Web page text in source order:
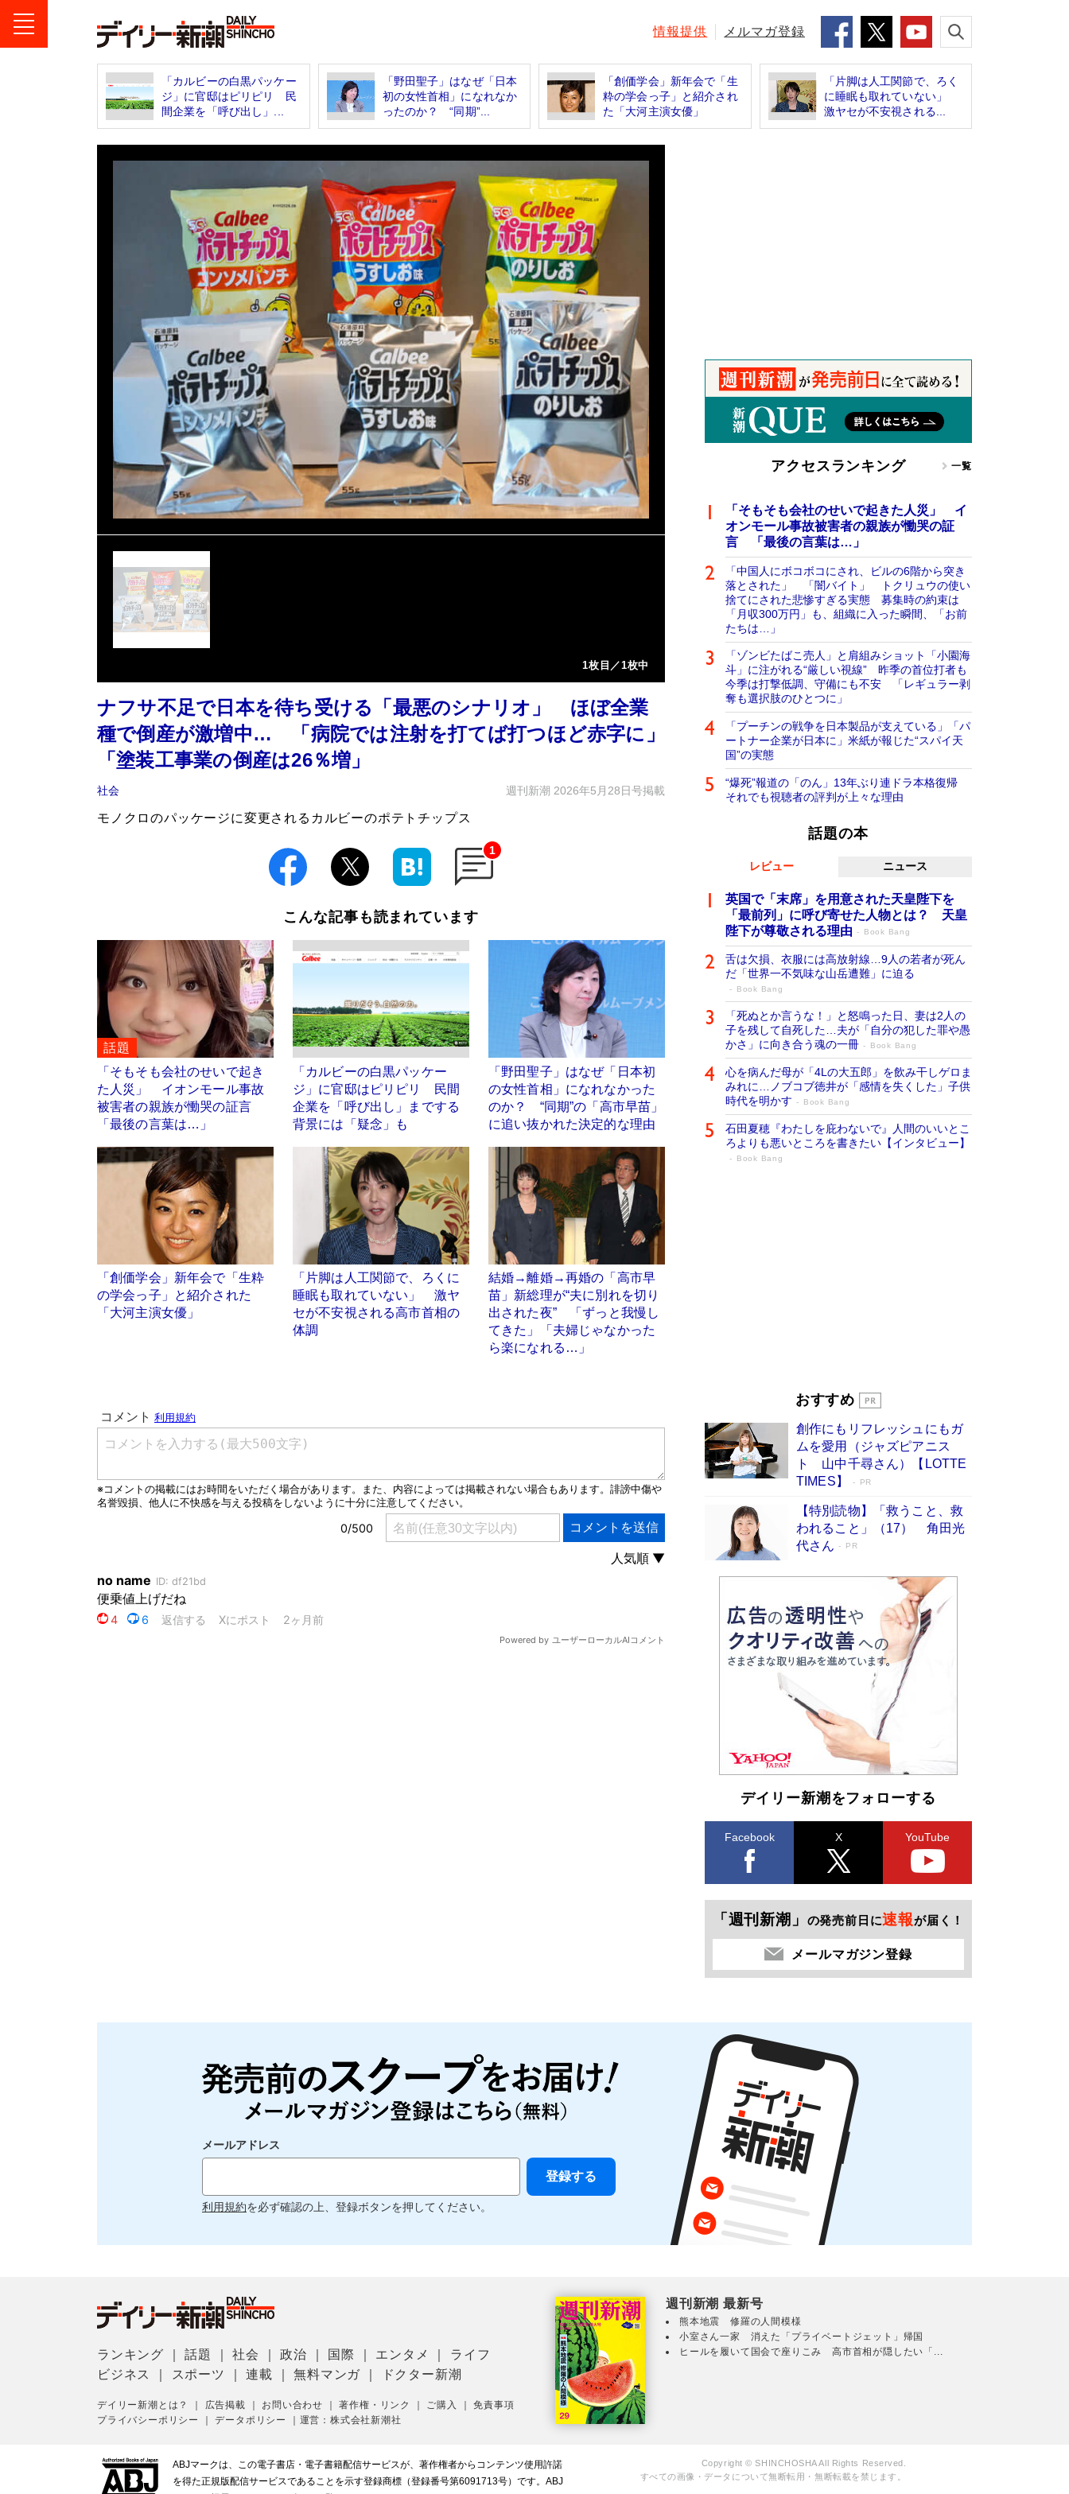
情報提供 メルマガ登録
「カルビーの白黒パッケー
ジ」に官邸はピリピリ 民
間企業を「呼び出し」...
「野田聖子」はなぜ「日本
初の女性首相」になれなか
ったのか？ “同期”...
「創価学会」新年会で「生
粋の学会っ子」と紹介され
た「大河主演女優」
「片脚は人工関節で、ろく
に睡眠も取れていない」
激ヤセが不安視される...
1枚目／1枚中
ナフサ不足で日本を待ち受ける「最悪のシナリオ」 ほぼ全業
種で倒産が激増中… 「病院では注射を打てば打つほど赤字に」
「塗装工事業の倒産は26％増」
社会 週刊新潮 2026年5月28日号掲載
モノクロのパッケージに変更されるカルビーのポテトチップス
1
こんな記事も読まれています
話題
「そもそも会社のせいで起き
た人災」 イオンモール事故
被害者の親族が慟哭の証言
「最後の言葉は…」
「カルビーの白黒パッケー
ジ」に官邸はピリピリ 民間
企業を「呼び出し」までする
背景には「疑念」も
「野田聖子」はなぜ「日本初
の女性首相」になれなかった
のか？ “同期”の「高市早苗」
に追い抜かれた決定的な理由
「創価学会」新年会で「生粋
の学会っ子」と紹介された
「大河主演女優」
「片脚は人工関節で、ろくに
睡眠も取れていない」 激ヤ
セが不安視される高市首相の
体調
結婚→離婚→再婚の「高市早
苗」新総理が“夫に別れを切り
出された夜” 「ずっと我慢し
てきた」「夫婦じゃなかった
ら楽になれる…」
アクセスランキング 一覧
「そもそも会社のせいで起きた人災」 イ
オンモール事故被害者の親族が慟哭の証
言 「最後の言葉は…」
「中国人にボコボコにされ、ビルの6階から突き
落とされた」 「闇バイト」 トクリュウの使い
捨てにされた悲惨すぎる実態 募集時の約束は
「月収300万円」も、組織に入った瞬間、「お前
たちは…」
「ゾンビたばこ売人」と肩組みショット「小園海
斗」に注がれる“厳しい視線” 昨季の首位打者も
今季は打撃低調、守備にも不安 「レギュラー剥
奪も選択肢のひとつに」
「プーチンの戦争を日本製品が支えている」「パ
ートナー企業が日本に」米紙が報じた“スパイ天
国”の実態
“爆死”報道の「のん」13年ぶり連ドラ本格復帰
それでも視聴者の評判が上々な理由
話題の本
レビュー ニュース
英国で「末席」を用意された天皇陛下を
「最前列」に呼び寄せた人物とは？ 天皇
陛下が尊敬される理由
Book Bang
舌は欠損、衣服には高放射線…9人の若者が死ん
だ「世界一不気味な山岳遭難」に迫る
Book Bang
「死ぬとか言うな！」と怒鳴った日、妻は2人の
子を残して自死した…夫が「自分の犯した罪や愚
かさ」に向き合う魂の一冊
Book Bang
心を病んだ母が「4Lの大五郎」を飲み干しゲロま
みれに…ノブコブ徳井が「感情を失くした」子供
時代を明かす
Book Bang
石田夏穂『わたしを庇わないで』人間のいいとこ
ろよりも悪いところを書きたい【インタビュー】
Book Bang
開発への関心を押し上げた18年の物語に幕 特装
Book Bang
友近氏、絶賛！ 鎌倉を舞台に、孤独を抱えた
人々が新たな一歩を踏み出す連作短篇集『海のほ
とりのプラネット』試し読み
おすすめ
創作にもリフレッシュにもガ
ムを愛用（ジャズピアニス
ト 山中千尋さん）【LOTTE
TIMES】
PR
【特別読物】「救うこと、救
われること」（17） 角田光
代さん
PR
デイリー新潮をフォローする
Facebook X YouTube
「週刊新潮」 の発売前日に速報が届く！
メールマガジン登録
メールアドレス
利用規約を必ず確認の上、登録ボタンを押してください。
ランキング ｜話題 ｜社会 ｜政治 国際 エンタメ
ライフ
ビジネス
スポーツ ｜連載 ｜無料マンガ ドクター新潮
デイリー新潮とは？ 広告掲載 お問い合わせ ｜著作権・リンク ご購入 ｜免責事項
プライバシーポリシー
｜データポリシー 運営：株式会社新潮社
週刊新潮 最新号
熊本地震 修羅の人間模様
小室さん一家 消えた「プライベートジェット」帰国
ヒールを履いて国会で座りこみ 高市首相が隠したい「...
ABJマークは、この電子書店・電子書籍配信サービスが、著作権者からコンテンツ使用許諾
を得た正規版配信サービスであることを示す登録商標（登録番号第6091713号）です。ABJ
Copyright © SHINCHOSHA All Rights Reserved.
すべての画像・データについて無断転用・無断転載を禁じます。